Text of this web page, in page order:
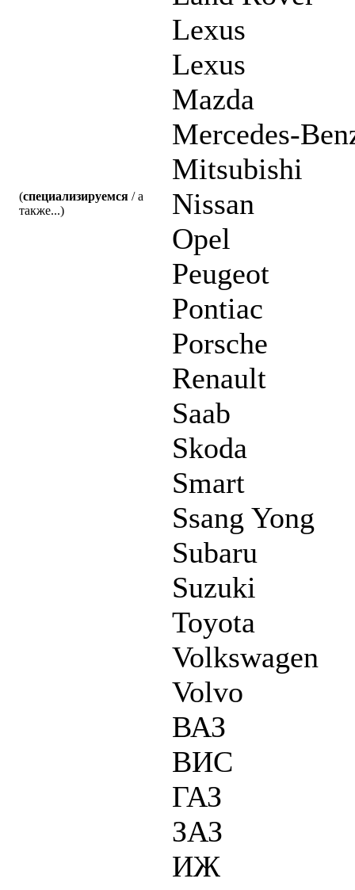
(специализируемся / а
также...)
Lexus
Lexus
Mazda
Mercedes-
Mitsubishi
Nissan
Opel
Peugeot
Pontiac
Porsche
Renault
Saab
Skoda
Smart
Ssang Yong
Subaru
Suzuki
Toyota
Volkswagen
Volvo
ВАЗ
ВИС
ГАЗ
ЗАЗ
ИЖ